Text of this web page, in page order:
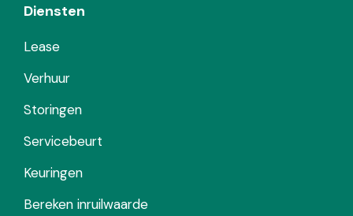
Diensten
Lease
Verhuur
Storingen
Servicebeurt
Keuringen
Bereken inruilwaarde